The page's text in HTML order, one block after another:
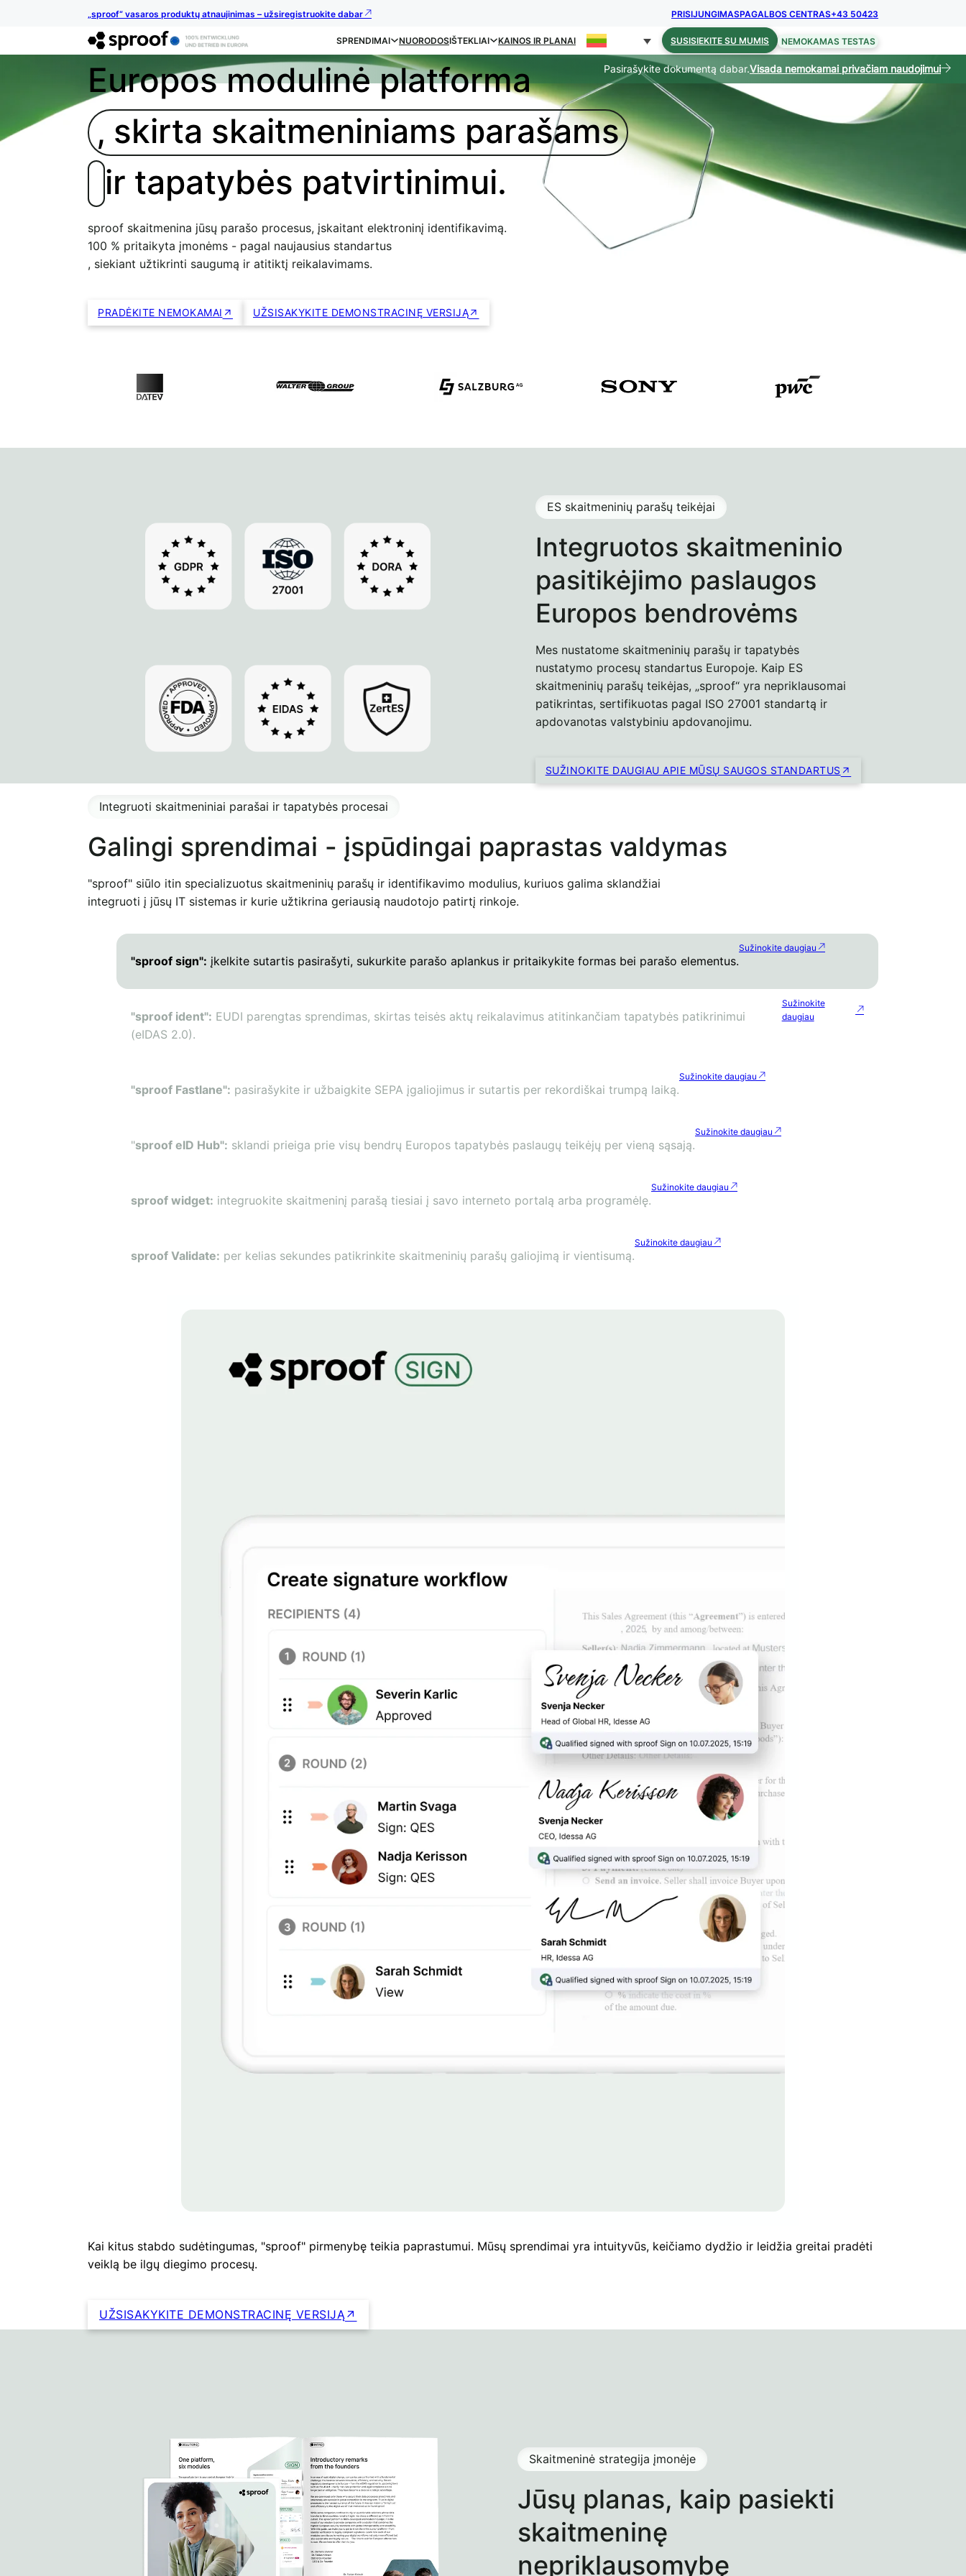
„sproof“ vasaros produktų atnaujinimas – užsiregistruokite dabar PRISIJUNGIMASPAGALBOS CENTRAS+43 50423
SPRENDIMAI NUORODOSIŠTEKLIAI KAINOS IR PLANAI SUSISIEKITE SU MUMIS NEMOKAMAS TESTAS
Europos modulinė platforma
, skirta skaitmeniniams parašams
ir tapatybės patvirtinimui.
sproof skaitmenina jūsų parašo procesus, įskaitant elektroninį identifikavimą.
100 % pritaikyta įmonėms - pagal naujausius standartus
, siekiant užtikrinti saugumą ir atitiktį reikalavimams.
PRADĖKITE NEMOKAMAI UŽSISAKYKITE DEMONSTRACINĘ VERSIJĄ
Pasirašykite dokumentą dabar.Visada nemokamai privačiam naudojimui
Integruotos skaitmeninio
pasitikėjimo paslaugos
Europos bendrovėms
ES skaitmeninių parašų teikėjai
Mes nustatome skaitmeninių parašų ir tapatybės
nustatymo procesų standartus Europoje. Kaip ES
skaitmeninių parašų teikėjas, „sproof“ yra nepriklausomai
patikrintas, sertifikuotas pagal ISO 27001 standartą ir
apdovanotas valstybiniu apdovanojimu.
SUŽINOKITE DAUGIAU APIE MŪSŲ SAUGOS STANDARTUS
Integruoti skaitmeniniai parašai ir tapatybės procesai
Galingi sprendimai - įspūdingai paprastas valdymas
"sproof" siūlo itin specializuotus skaitmeninių parašų ir identifikavimo modulius, kuriuos galima sklandžiai
integruoti į jūsų IT sistemas ir kurie užtikrina geriausią naudotojo patirtį rinkoje.
"sproof sign": įkelkite sutartis pasirašyti, sukurkite parašo aplankus ir pritaikykite formas bei parašo elementus.
Sužinokite daugiau
"sproof ident": EUDI parengtas sprendimas, skirtas teisės aktų reikalavimus atitinkančiam tapatybės patikrinimui
(eIDAS 2.0).
Sužinokite
daugiau
"sproof Fastlane": pasirašykite ir užbaigkite SEPA įgaliojimus ir sutartis per rekordiškai trumpą laiką.
Sužinokite daugiau
"sproof eID Hub": sklandi prieiga prie visų bendrų Europos tapatybės paslaugų teikėjų per vieną sąsają.
Sužinokite daugiau
sproof widget: integruokite skaitmeninį parašą tiesiai į savo interneto portalą arba programėlę.
Sužinokite daugiau
sproof Validate: per kelias sekundes patikrinkite skaitmeninių parašų galiojimą ir vientisumą.
Sužinokite daugiau
Kai kitus stabdo sudėtingumas, "sproof" pirmenybę teikia paprastumui. Mūsų sprendimai yra intuityvūs, keičiamo dydžio ir leidžia greitai pradėti
veiklą be ilgų diegimo procesų.
UŽSISAKYKITE DEMONSTRACINĘ VERSIJĄ
Jūsų planas, kaip pasiekti
skaitmeninę
nepriklausomybę
Skaitmeninė strategija įmonėje